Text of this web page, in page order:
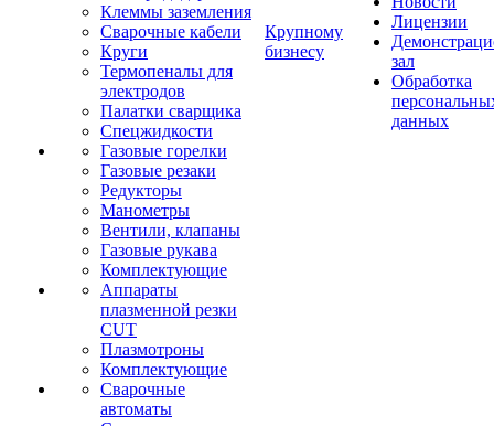
Клеммы заземления
Сварочные кабели
Круги
Термопеналы для
электродов
Палатки сварщика
Спецжидкости
Газовые горелки
Газовые резаки
Редукторы
Манометры
Вентили, клапаны
Газовые рукава
Комплектующие
Аппараты
плазменной резки
CUT
Плазмотроны
Комплектующие
Сварочные
автоматы
Крупному
бизнесу
Лицензии
зал
Обработка
данных